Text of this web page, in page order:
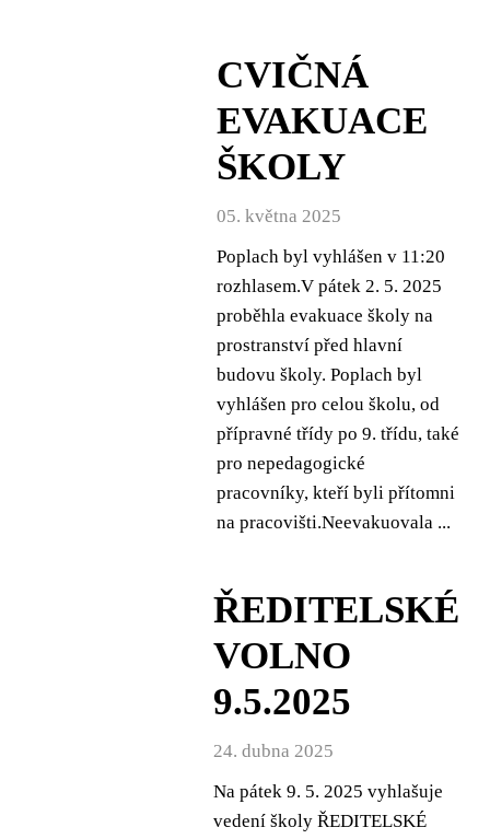
CVIČNÁ
EVAKUACE
ŠKOLY
05. května 2025
Poplach byl vyhlášen v 11:20
rozhlasem.V pátek 2. 5. 2025
proběhla evakuace školy na
prostranství před hlavní
budovu školy. Poplach byl
vyhlášen pro celou školu, od
přípravné třídy po 9. třídu, také
pro nepedagogické
pracovníky, kteří byli přítomni
na pracovišti.Neevakuovala ...
ŘEDITELSKÉ
VOLNO
9.5.2025
24. dubna 2025
Na pátek 9. 5. 2025 vyhlašuje
vedení školy ŘEDITELSKÉ